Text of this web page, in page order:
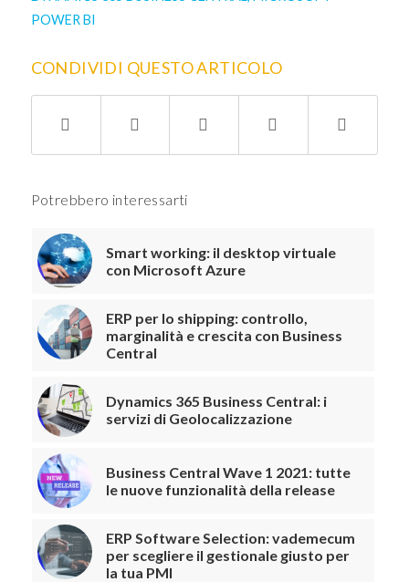
POWER BI
CONDIVIDI QUESTO ARTICOLO
Potrebbero interessarti
Smart working: il desktop virtuale
con Microsoft Azure
ERP per lo shipping: controllo,
marginalità e crescita con Business
Central
Dynamics 365 Business Central: i
servizi di Geolocalizzazione
Business Central Wave 1 2021: tutte
le nuove funzionalità della release
ERP Software Selection: vademecum
per scegliere il gestionale giusto per
la tua PMI